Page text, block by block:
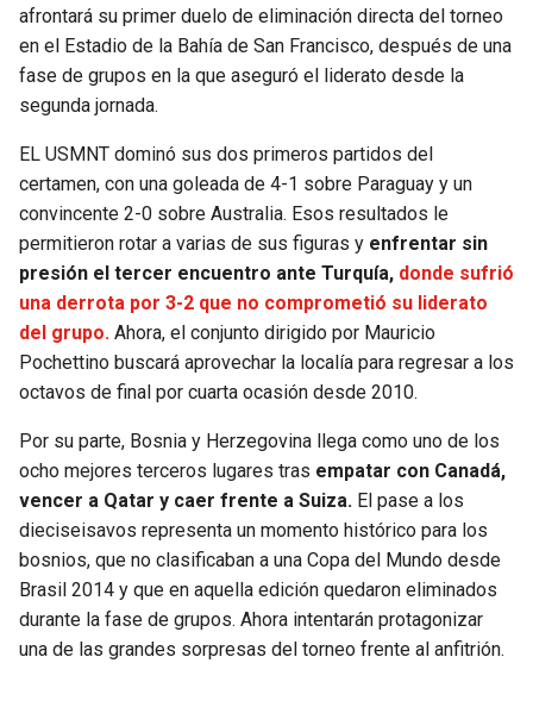
PANTHERS
SAINTS
BUCCANEERS
JAZZ
afrontará su primer duelo de eliminación directa del torneo
en el Estadio de la Bahía de San Francisco, después de una
fase de grupos en la que aseguró el liderato desde la
segunda jornada.
EL USMNT dominó sus dos primeros partidos del
certamen, con una goleada de 4-1 sobre Paraguay y un
convincente 2-0 sobre Australia. Esos resultados le
permitieron rotar a varias de sus figuras y enfrentar sin
presión el tercer encuentro ante Turquía, donde sufrió
una derrota por 3-2 que no comprometió su liderato
del grupo. Ahora, el conjunto dirigido por Mauricio
Pochettino buscará aprovechar la localía para regresar a los
octavos de final por cuarta ocasión desde 2010.
Por su parte, Bosnia y Herzegovina llega como uno de los
ocho mejores terceros lugares tras empatar con Canadá,
vencer a Qatar y caer frente a Suiza. El pase a los
dieciseisavos representa un momento histórico para los
bosnios, que no clasificaban a una Copa del Mundo desde
Brasil 2014 y que en aquella edición quedaron eliminados
durante la fase de grupos. Ahora intentarán protagonizar
una de las grandes sorpresas del torneo frente al anfitrión.